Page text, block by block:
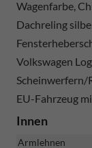
Wagenfarbe,
Dachreling
Volkswagen
Scheinwerfern/
EU-Fahrzeug
Innen
Armlehnen